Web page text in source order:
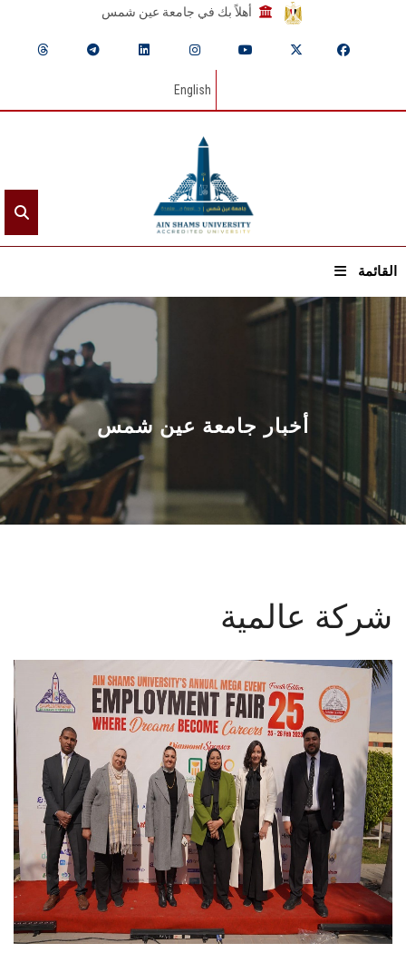
أهلاً بك في جامعة عين شمس
English
القائمة
الرئيسيـة
عن الجامعة
القطاعـات
الشئون الأكاديمية
البحث العلمي
الأنظمة الذكية
الإعلام
تواصل معنا
الطلاب
هيئة التدريس
الدراسات العليا
أخبار جامعة عين شمس
شركة عالمية